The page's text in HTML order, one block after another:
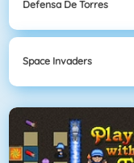
Defensa De Torres
Space Invaders